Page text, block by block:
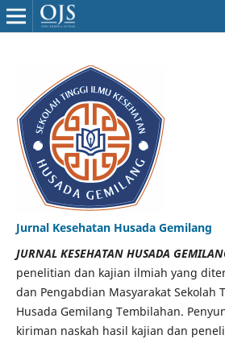
Jurnal Kesehatan Husada Gemilang
JURNAL KESEHATAN HUSADA
penelitian dan kajian ilmiah yang
dan Pengabdian Masyarakat Sekolah
Husada Gemilang Tembilahan.
kiriman naskah hasil kajian dan